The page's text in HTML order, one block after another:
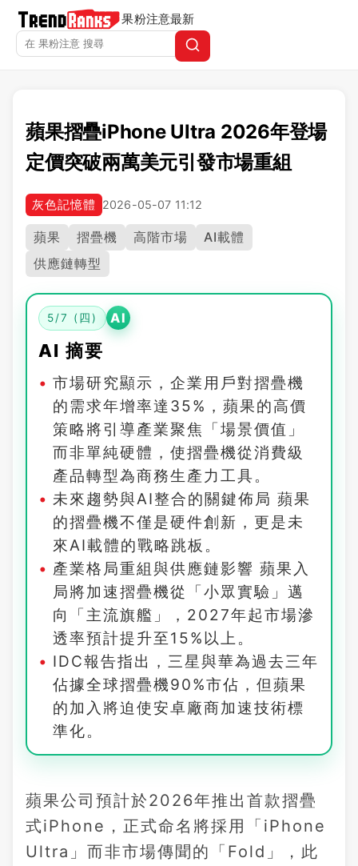
果粉注意最新
蘋果摺疊iPhone Ultra 2026年登場
定價突破兩萬美元引發市場重組
灰色記憶體 2026-05-07 11:12
蘋果 摺疊機 高階市場
AI載體
供應鏈轉型
5/7 (四) AI
AI 摘要
市場研究顯示，企業用戶對摺疊機
的需求年增率達35%，蘋果的高價
策略將引導產業聚焦「場景價值」
而非單純硬體，使摺疊機從消費級
產品轉型為商務生產力工具。
未來趨勢與AI整合的關鍵佈局 蘋果
的摺疊機不僅是硬件創新，更是未
來AI載體的戰略跳板。
產業格局重組與供應鏈影響 蘋果入
局將加速摺疊機從「小眾實驗」邁
向「主流旗艦」，2027年起市場滲
透率預計提升至15%以上。
IDC報告指出，三星與華為過去三年
佔據全球摺疊機90%市佔，但蘋果
的加入將迫使安卓廠商加速技術標
準化。
蘋果公司預計於2026年推出首款摺疊
式iPhone，正式命名將採用「iPhone
Ultra」而非市場傳聞的「Fold」，此